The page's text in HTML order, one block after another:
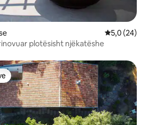
Vlerësimi
5,0 (24)
plotësisht njëkatëshe